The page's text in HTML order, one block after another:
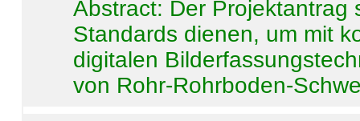
Abstract: Der Projektantrag
Standards dienen, um mit
digitalen
von Rohr-Rohrboden-